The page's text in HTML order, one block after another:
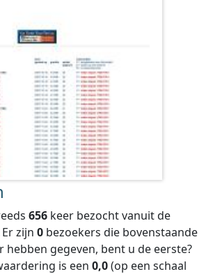
656 keer bezocht vanuit de
zijn 0 bezoekers die bovenstaande
hebben gegeven, bent u de eerste?
is een 0,0(op een schaal